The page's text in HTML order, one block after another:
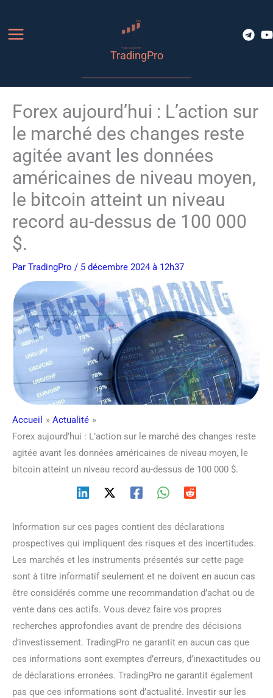
contenu
TradingPro
Forex aujourd’hui : L’action sur
le marché des changes reste
agitée avant les données
américaines de niveau moyen,
le bitcoin atteint un niveau
record au-dessus de 100 000
$.
Par TradingPro / 5 décembre 2024 à 12h37
Accueil
Actualité
Forex aujourd’hui : L’action sur le marché des changes reste
agitée avant les données américaines de niveau moyen, le
bitcoin atteint un niveau record au-dessus de 100 000 $.
Information sur ces pages contient des déclarations
prospectives qui impliquent des risques et des incertitudes.
Les marchés et les instruments présentés sur cette page
sont à titre informatif seulement et ne doivent en aucun cas
être considérés comme une recommandation d’achat ou de
vente dans ces actifs. Vous devez faire vos propres
recherches approfondies avant de prendre des décisions
d’investissement. TradingPro ne garantit en aucun cas que
ces informations sont exemptes d’erreurs, d’inexactitudes ou
de déclarations erronées. TradingPro ne garantit également
pas que ces informations sont d’actualité. Investir sur les